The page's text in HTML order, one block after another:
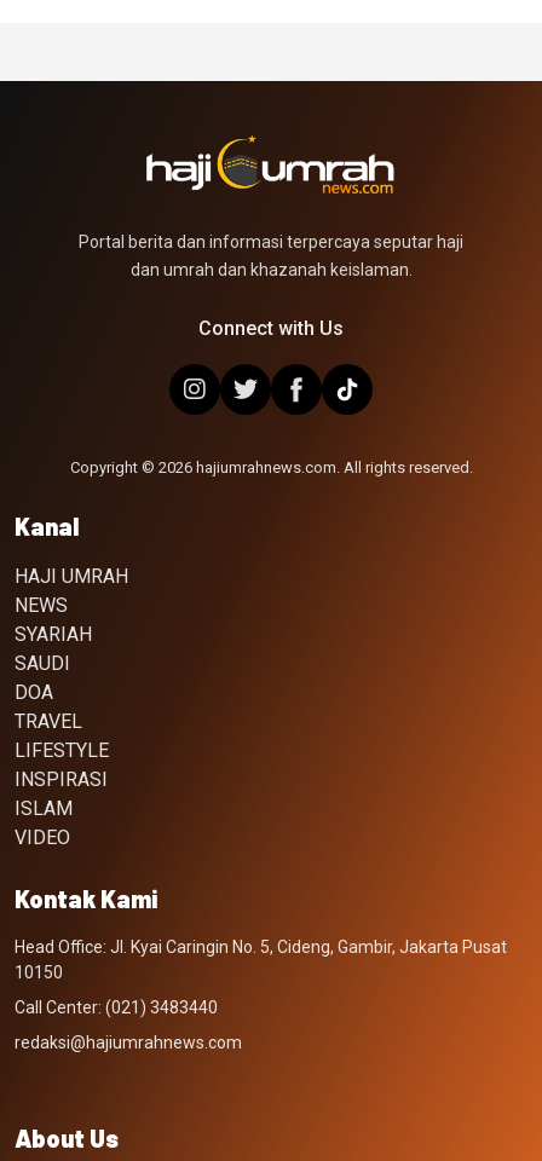
Portal berita dan informasi terpercaya seputar haji
dan umrah dan khazanah keislaman.
Connect with Us
Copyright © 2026 hajiumrahnews.com. All rights reserved.
Kanal
HAJI UMRAH
NEWS
SYARIAH
SAUDI
DOA
TRAVEL
LIFESTYLE
INSPIRASI
ISLAM
VIDEO
Kontak Kami
Head Office: Jl. Kyai Caringin No. 5, Cideng, Gambir, Jakarta Pusat
10150
Call Center: (021) 3483440
redaksi@hajiumrahnews.com
About Us